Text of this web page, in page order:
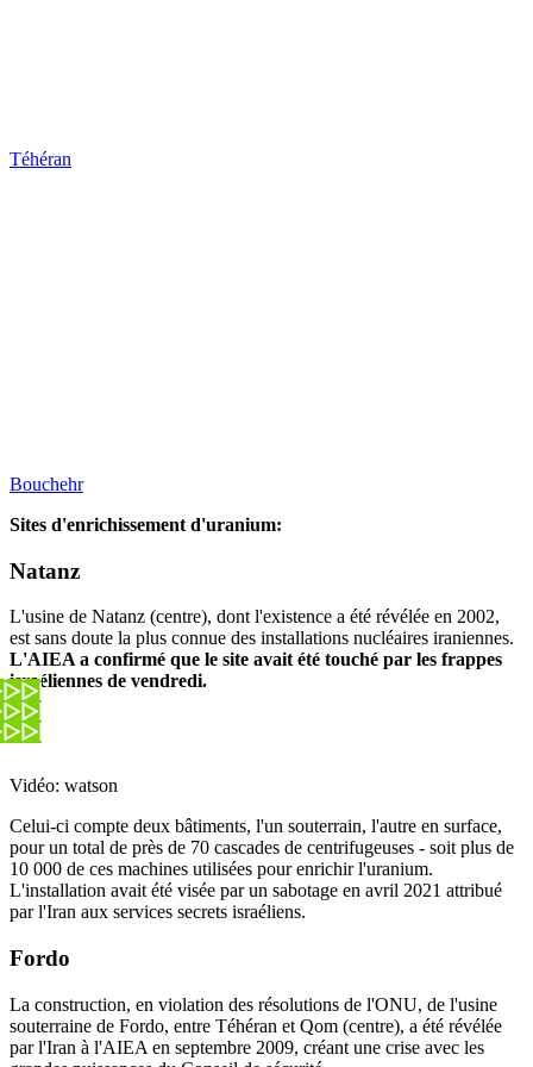
Téhéran
Bouchehr
Sites d'enrichissement d'uranium:
Natanz
L'usine de Natanz (centre), dont l'existence a été révélée en 2002,
est sans doute la plus connue des installations nucléaires iraniennes.
L'AIEA a confirmé que le site avait été touché par les frappes
israéliennes de vendredi.
Vidéo: watson
Celui-ci compte deux bâtiments, l'un souterrain, l'autre en surface,
pour un total de près de 70 cascades de centrifugeuses - soit plus de
10 000 de ces machines utilisées pour enrichir l'uranium.
L'installation avait été visée par un sabotage en avril 2021 attribué
par l'Iran aux services secrets israéliens.
Fordo
La construction, en violation des résolutions de l'ONU, de l'usine
souterraine de Fordo, entre Téhéran et Qom (centre), a été révélée
par l'Iran à l'AIEA en septembre 2009, créant une crise avec les